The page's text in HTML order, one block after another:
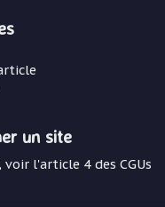
un site
l'article 4 des CGUs